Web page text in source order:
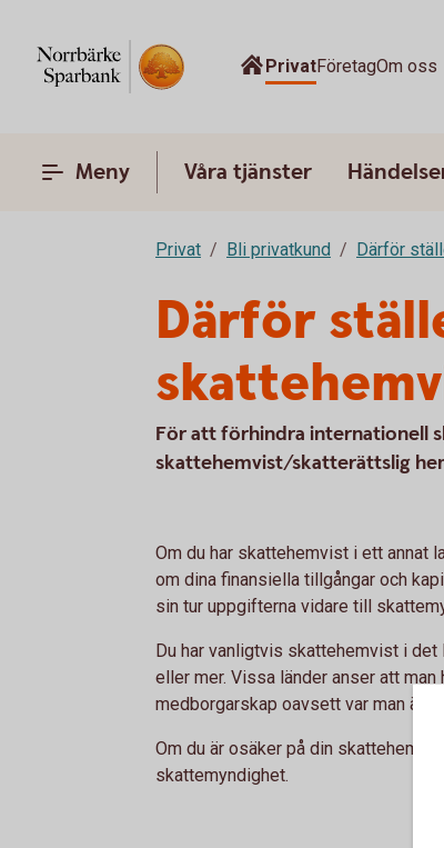
PrivatFöretagOm oss
Meny Våra tjänster
Privat Bli privatkund Därför
Därför
För att förhindra internationell
skattehemvist/skatterättslig
Om du har skattehemvist i ett annat
om dina finansiella tillgångar och
sin tur uppgifterna vidare till
Du har vanligtvis skattehemvist i
eller mer. Vissa länder anser att
medborgarskap oavsett var man är
Om du är osäker på din
skattemyndighet.